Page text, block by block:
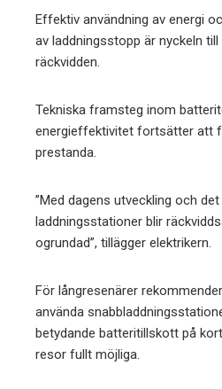
Effektiv användning av energi
av laddningsstopp är nyckeln
räckvidden.
Tekniska framsteg inom
energieffektivitet fortsätter att
prestanda.
”Med dagens utveckling och
laddningsstationer blir
ogrundad”, tillägger elektrikern.
För långresenärer
använda
betydande batteritillskott på
resor fullt möjliga.